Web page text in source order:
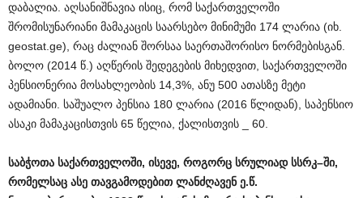
დაბალია. აღსანიშნავია ისიც, რომ საქართველოში
შრომისუნარიანი მამაკაცის საარსებო მინიმუმი 174 ლარია (იხ.
geostat.ge), რაც ძალიან შორსაა საერთაშორისო ნორმებისგან.
ბოლო (2014 წ.) აღწერის შედეგების მიხედვით, საქართველოში
პენსიონერია მოსახლეობის 14,3%, ანუ 500 ათასზე მეტი
ადამიანი. საშუალო პენსია 180 ლარია (2016 წლიდან), საპენსიო
ასაკი მამაკაცისთვის 65 წელია, ქალისთვის _ 60.
საბჭოთა საქართველოში, ისევე, როგორც სრულიად სსრკ–ში,
რომელსაც ასე თავგამოდებით ლანძღავენ ე.წ.